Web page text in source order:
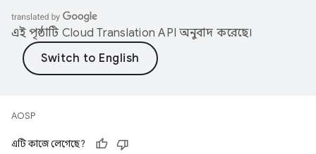
এই পৃষ্ঠাটি Cloud Translation API অনুবাদ করেছে।
AOSP
এটি কাজে লেগেছে?